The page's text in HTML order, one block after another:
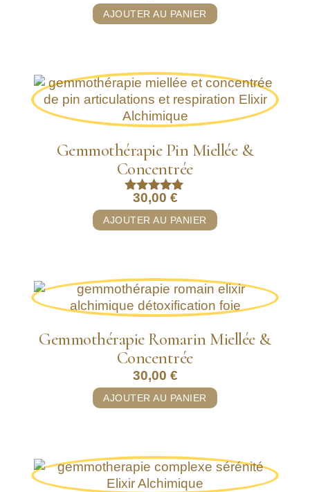
AJOUTER AU PANIER
Gemmothérapie Pin Miellée &
Concentrée
Note
5.00
sur 5
30,00 €
AJOUTER AU PANIER
Gemmothérapie Romarin Miellée &
Concentrée
30,00 €
AJOUTER AU PANIER